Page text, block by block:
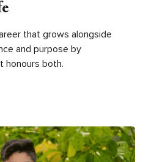
that grows alongside
and purpose by
honours both.